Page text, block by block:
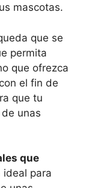
mascotas.
que se
permita
que ofrezca
el fin de
que tu
unas
que
ideal para